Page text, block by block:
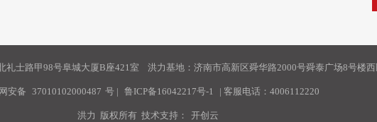
礼士路甲98号阜城大厦B座421室 洪力基地：济南市高新区舜华路2000号舜泰广场8号楼西
安备 37010102000487 号 | 鲁ICP备16042217号-1 | 客服电话：4006112220
洪力 版权所有 技术支持： 开创云